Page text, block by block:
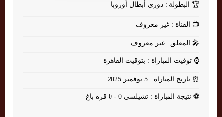
🏆 البطولة : دوري أبطال أوروبا
📺 القناة : غير معروف
🎤 المعلق : غير معروف
⌚ توقيت المباراة : بتوقيت القاهرة
⏰ تاريخ المباراة : 5 نوفمبر 2025
⚽ نتيجة المباراة : تشيلسي 0 - 0 قره باغ